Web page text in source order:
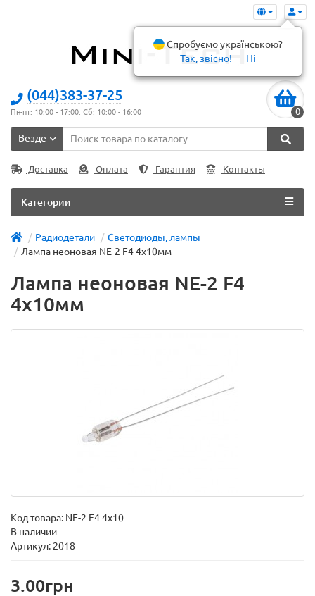
(044)383-37-25
Пн-пт: 10:00 - 17:00. Сб: 10:00 - 16:00 0
Везде
Доставка Оплата Гарантия Контакты
Категории
Радиодетали
Светодиоды, лампы
Лампа неоновая NE-2 F4 4x10мм
Лампа неоновая NE-2 F4
4x10мм
Код товара: NE-2 F4 4x10
В наличии
Артикул: 2018
3.00грн
Спробуємо українською?
Так, звісно!
Ні